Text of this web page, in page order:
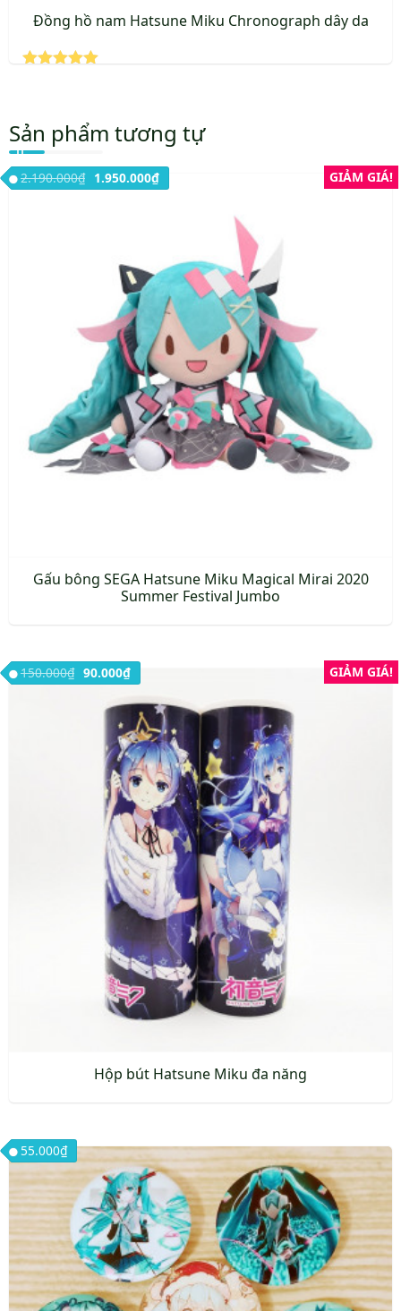
Đồng hồ nam Hatsune Miku Chronograph dây da
5 sao
Sản phẩm tương tự
GIẢM GIÁ!
Gấu bông SEGA Hatsune Miku Magical Mirai 2020
Summer Festival Jumbo
2.190.000₫ Giá gốc là: 2.190.000₫.
1.950.000₫Giá hiện tại là: 1.950.000₫.
GIẢM GIÁ!
Hộp bút Hatsune Miku đa năng
150.000₫ Giá gốc là: 150.000₫.
90.000₫Giá hiện tại là: 90.000₫.
55.000₫